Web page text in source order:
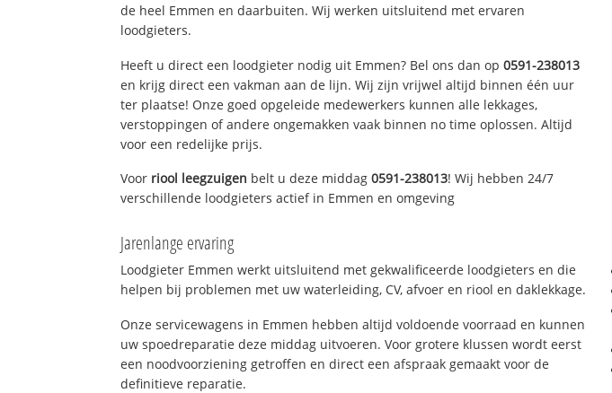
de heel Emmen en daarbuiten. Wij werken uitsluitend met ervaren
loodgieters.
Heeft u direct een loodgieter nodig uit Emmen? Bel ons dan op0591-238013
en krijg direct een vakman aan de lijn. Wij zijn vrijwel altijd binnen één uur
ter plaatse! Onze goed opgeleide medewerkers kunnen alle lekkages,
verstoppingen of andere ongemakken vaak binnen no time oplossen. Altijd
voor een redelijke prijs.
Voor riool leegzuigen belt u deze middag0591-238013! Wij hebben 24/7
verschillende loodgieters actief in Emmen en omgeving
Jarenlange ervaring
Loodgieter Emmen werkt uitsluitend met gekwalificeerde loodgieters en die
helpen bij problemen met uw waterleiding, CV, afvoer en riool en daklekkage.
Onze servicewagens in Emmen hebben altijd voldoende voorraad en kunnen
uw spoedreparatie deze middag uitvoeren. Voor grotere klussen wordt eerst
een noodvoorziening getroffen en direct een afspraak gemaakt voor de
definitieve reparatie.